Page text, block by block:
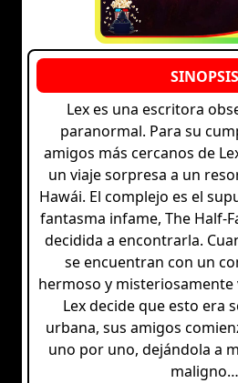
Lex es una escritora
paranormal. Para su
amigos más cercanos de
un viaje sorpresa a un
Hawái. El complejo es el
fantasma infame, The Half-
decidida a encontrarla.
se encuentran con un
hermoso y misteriosamente
Lex decide que esto era
urbana, sus amigos
uno por uno, dejándola a
maligno…